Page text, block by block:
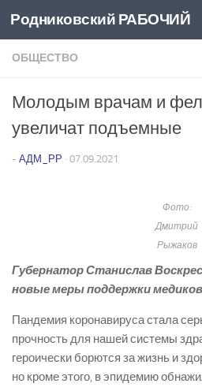
Перейти к содержимому
Родниковский РАБОЧИЙ
ОБЩЕСТВО
Молодым врачам и
увеличат подъемные
- АДМ_РР · 07.09.2021
Фото:
Дмитрий
Рыжаков
Губернатор Станислав
новые меры поддержки медиков
Пандемия коронавируса стала
прочность для нашей системы
героически борются за жизнь и
но кроме этого, в эпидемию